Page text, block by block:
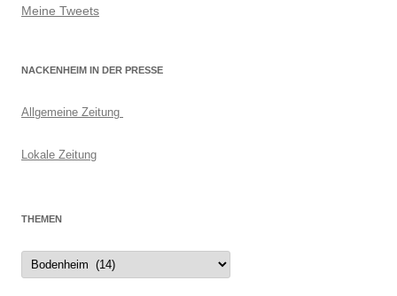
Meine Tweets
NACKENHEIM IN DER PRESSE
Allgemeine Zeitung
Lokale Zeitung
THEMEN
Themen